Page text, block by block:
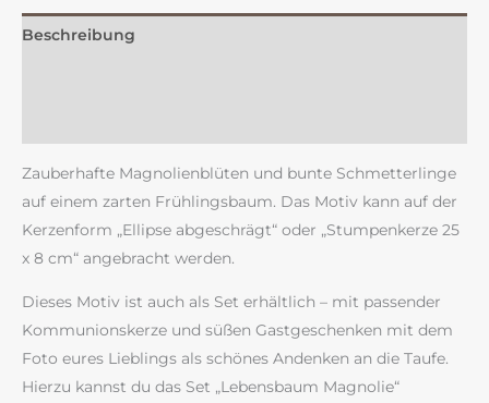
Beschreibung
Zauberhafte Magnolienblüten und bunte Schmetterlinge
auf einem zarten Frühlingsbaum. Das Motiv kann auf der
Kerzenform „Ellipse abgeschrägt“ oder „Stumpenkerze 25
x 8 cm“ angebracht werden.
Dieses Motiv ist auch als Set erhältlich – mit passender
Kommunionskerze und süßen Gastgeschenken mit dem
Foto eures Lieblings als schönes Andenken an die Taufe.
Hierzu kannst du das Set „Lebensbaum Magnolie“